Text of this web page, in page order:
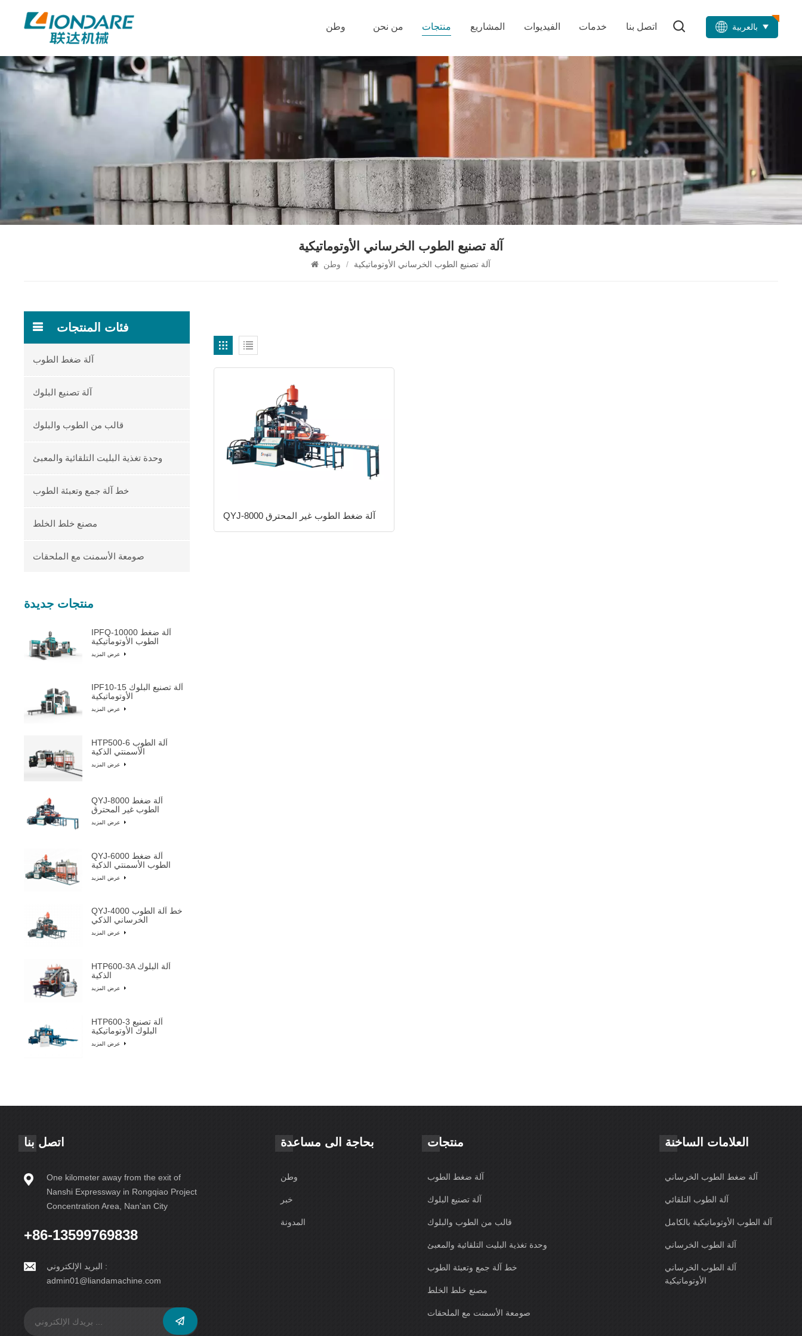
بالعربية وطن من نحن منتجات المشاريع الفيديوات خدمات اتصل بنا
آلة تصنيع الطوب الخرساني الأوتوماتيكية
/ آلة تصنيع الطوب الخرساني الأوتوماتيكية
QYJ-8000 آلة ضغط الطوب غير المحترق
فئات المنتجات
آلة ضغط الطوب
آلة تصنيع البلوك
قالب من الطوب والبلوك
وحدة تغذية البليت التلقائية والمعبئ
خط آلة جمع وتعبئة الطوب
مصنع خلط الخلط
صومعة الأسمنت مع الملحقات
منتجات جديدة
IPFQ-10000 آلة ضغط
الطوب الأوتوماتيكية
عرض المزيد
IPF10-15 آلة تصنيع البلوك
الأوتوماتيكية
عرض المزيد
HTP500-6 آلة الطوب
الأسمنتي الذكية
عرض المزيد
QYJ-8000 آلة ضغط
الطوب غير المحترق
عرض المزيد
QYJ-6000 آلة ضغط
الطوب الأسمنتي الذكية
عرض المزيد
QYJ-4000 خط آلة الطوب
الخرساني الذكي
عرض المزيد
HTP600-3A آلة البلوك
الذكية
عرض المزيد
HTP600-3 آلة تصنيع
البلوك الأوتوماتيكية
عرض المزيد
اتصل بنا
One kilometer away from the exit of
Nanshi Expressway in Rongqiao Project
Concentration Area, Nan'an City
+86-13599769838
البريد الإلكتروني :
admin01@liandamachine.com
بحاجة الى مساعدة
وطن
خبر
المدونة
منتجات
آلة ضغط الطوب
آلة تصنيع البلوك
قالب من الطوب والبلوك
وحدة تغذية البليت التلقائية والمعبئ
خط آلة جمع وتعبئة الطوب
مصنع خلط الخلط
صومعة الأسمنت مع الملحقات
العلامات الساخنة
آلة ضغط الطوب الخرساني
آلة الطوب التلقائي
آلة الطوب الأوتوماتيكية بالكامل
آلة الطوب الخرساني
آلة الطوب الخرساني
الأوتوماتيكية